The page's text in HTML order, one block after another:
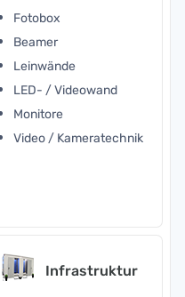
Fotobox
Beamer
Leinwände
LED- / Videowand
Monitore
Video / Kameratechnik
Infrastruktur